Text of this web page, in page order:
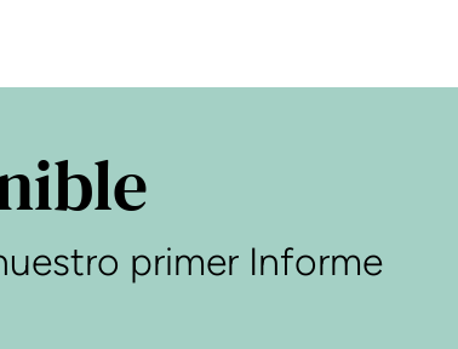
primer Informe